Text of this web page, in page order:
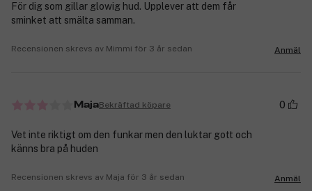
För dig som gillar glowig hud. Upplever att dem får
sminket att smälta samman.
Recensionen skrevs av Mimmi för 3 år sedan Anmäl
MajaBekräftad köpare 0
Vet inte riktigt om den funkar men den luktar gott och
känns bra på huden
Recensionen skrevs av Maja för 3 år sedan Anmäl